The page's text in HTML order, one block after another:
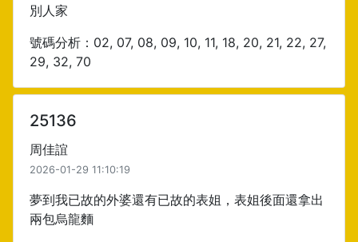
別人家
號碼分析：02, 07, 08, 09, 10, 11, 18, 20, 21, 22, 27,
29, 32, 70
25136
周佳誼
2026-01-29 11:10:19
夢到我已故的外婆還有已故的表姐，表姐後面還拿出
兩包烏龍麵